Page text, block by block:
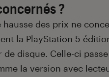
?
des prix ne
la PlayStation 5
disque. Celle-ci
la version avec